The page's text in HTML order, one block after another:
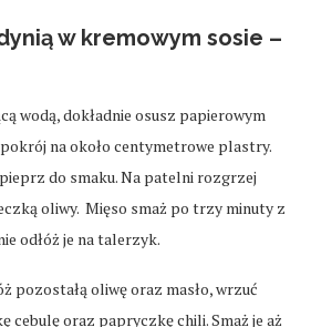
w kremowym sosie –
wodą, dokładnie osusz papierowym
na około centymetrowe plastry.
do smaku. Na patelni rozgrzej
oliwy. Mięso smaż po trzy minuty z
odłóż je na talerzyk.
pozostałą oliwę oraz masło, wrzuć
cebulę oraz papryczkę chili. Smaż je aż